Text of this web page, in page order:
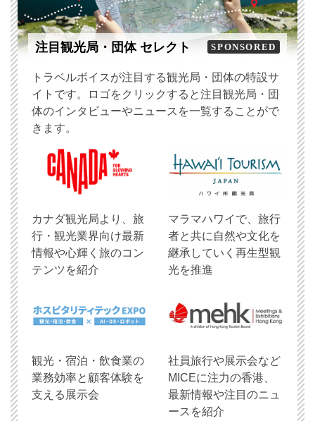
注目観光局・団体 セレクト SPONSORED
トラベルボイスが注目する観光局・団体の特設サ
イトです。ロゴをクリックすると注目観光局・団
体のインタビューやニュースを一覧することがで
きます。
​カナダ観光局より、旅
行・観光業界向け最新
情報や心輝く旅のコン
テンツを紹介
マラマハワイで、旅行
者と共に自然や文化を
継承していく再生型観
光を推進
観光・宿泊・飲食業の
業務効率と顧客体験を
支える展示会
社員旅行や展示会など
MICEに注力の香港、
最新情報や注目のニュ
ースを紹介